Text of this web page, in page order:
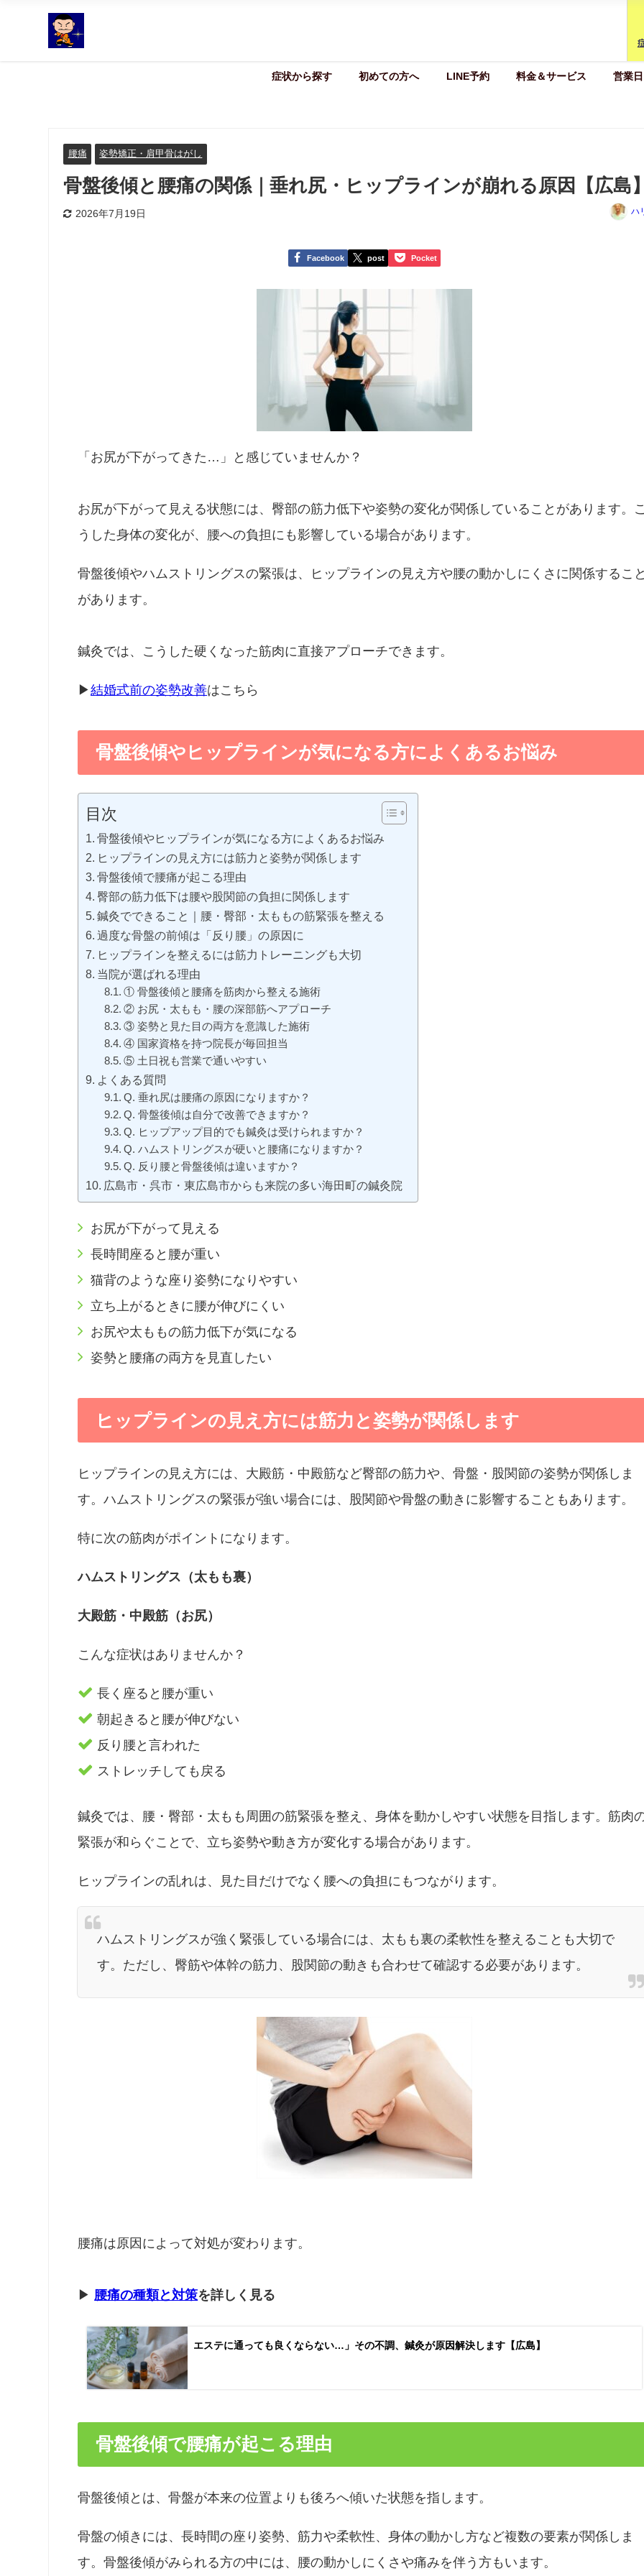
症状から探す 初めての方へ LINE予約 料金＆サービス 営業
腰痛 姿勢矯正・肩甲骨はがし
骨盤後傾と腰痛の関係｜垂れ尻・ヒップラインが崩れる原因【広島
2026年7月19日 ハ
Facebook post Pocket
「お尻が下がってきた…」と感じていませんか？
お尻が下がって見える状態には、臀部の筋力低下や姿勢の変化が関係していることがあります。
うした身体の変化が、腰への負担にも影響している場合があります。
骨盤後傾やハムストリングスの緊張は、ヒップラインの見え方や腰の動かしにくさに関係するこ
があります。
鍼灸では、こうした硬くなった筋肉に直接アプローチできます。
▶結婚式前の姿勢改善はこちら
骨盤後傾やヒップラインが気になる方によくあるお悩み
目次
骨盤後傾やヒップラインが気になる方によくあるお悩み
ヒップラインの見え方には筋力と姿勢が関係します
骨盤後傾で腰痛が起こる理由
臀部の筋力低下は腰や股関節の負担に関係します
鍼灸でできること｜腰・臀部・太ももの筋緊張を整える
過度な骨盤の前傾は「反り腰」の原因に
ヒップラインを整えるには筋力トレーニングも大切
当院が選ばれる理由
① 骨盤後傾と腰痛を筋肉から整える施術
② お尻・太もも・腰の深部筋へアプローチ
③ 姿勢と見た目の両方を意識した施術
④ 国家資格を持つ院長が毎回担当
⑤ 土日祝も営業で通いやすい
よくある質問
Q. 垂れ尻は腰痛の原因になりますか？
Q. 骨盤後傾は自分で改善できますか？
Q. ヒップアップ目的でも鍼灸は受けられますか？
Q. ハムストリングスが硬いと腰痛になりますか？
Q. 反り腰と骨盤後傾は違いますか？
広島市・呉市・東広島市からも来院の多い海田町の鍼灸院
お尻が下がって見える
長時間座ると腰が重い
猫背のような座り姿勢になりやすい
立ち上がるときに腰が伸びにくい
お尻や太ももの筋力低下が気になる
姿勢と腰痛の両方を見直したい
ヒップラインの見え方には筋力と姿勢が関係します
ヒップラインの見え方には、大殿筋・中殿筋など臀部の筋力や、骨盤・股関節の姿勢が関係しま
す。ハムストリングスの緊張が強い場合には、股関節や骨盤の動きに影響することもあります。
特に次の筋肉がポイントになります。
ハムストリングス（太もも裏）
大殿筋・中殿筋（お尻）
こんな症状はありませんか？
長く座ると腰が重い
朝起きると腰が伸びない
反り腰と言われた
ストレッチしても戻る
鍼灸では、腰・臀部・太もも周囲の筋緊張を整え、身体を動かしやすい状態を目指します。筋肉
緊張が和らぐことで、立ち姿勢や動き方が変化する場合があります。
ヒップラインの乱れは、見た目だけでなく腰への負担にもつながります。
ハムストリングスが強く緊張している場合には、太もも裏の柔軟性を整えることも大切で
す。ただし、臀筋や体幹の筋力、股関節の動きも合わせて確認する必要があります。
腰痛は原因によって対処が変わります。
▶ 腰痛の種類と対策を詳しく見る
エステに通っても良くならない…」その不調、鍼灸が原因解決します【広島】
骨盤後傾で腰痛が起こる理由
骨盤後傾とは、骨盤が本来の位置よりも後ろへ傾いた状態を指します。
骨盤の傾きには、長時間の座り姿勢、筋力や柔軟性、身体の動かし方など複数の要素が関係しま
す。骨盤後傾がみられる方の中には、腰の動かしにくさや痛みを伴う方もいます。